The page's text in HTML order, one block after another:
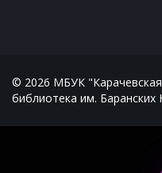
© 2026 МБУК
библиотека им. Баранских